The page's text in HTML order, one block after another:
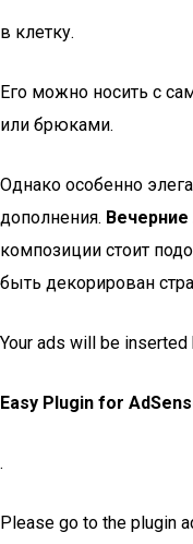
в клетку.
Его можно носить с
или брюками.
Однако особенно
дополнения. Вечерние
композиции стоит
быть декорирован
Your ads will be inserted
Easy Plugin for
.
Please go to the plugin